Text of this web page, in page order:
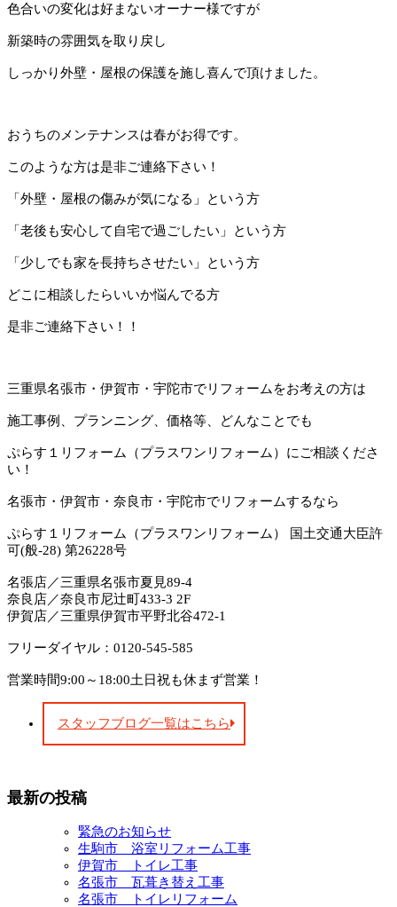
色合いの変化は好まないオーナー様ですが
新築時の雰囲気を取り戻し
しっかり外壁・屋根の保護を施し喜んで頂けました。
おうちのメンテナンスは春がお得です。
このような方は是非ご連絡下さい！
「外壁・屋根の傷みが気になる」という方
「老後も安心して自宅で過ごしたい」という方
「少しでも家を長持ちさせたい」という方
どこに相談したらいいか悩んでる方
是非ご連絡下さい！！
三重県名張市・伊賀市・宇陀市でリフォームをお考えの方は
施工事例、プランニング、価格等、どんなことでも
ぷらす１リフォーム（プラスワンリフォーム）にご相談くださ
い！
名張市・伊賀市・奈良市・宇陀市でリフォームするなら
ぷらす１リフォーム（プラスワンリフォーム） 国土交通大臣許
可(般-28) 第26228号
名張店／三重県名張市夏見89-4
奈良店／奈良市尼辻町433-3 2F
伊賀店／三重県伊賀市平野北谷472-1
フリーダイヤル：0120-545-585
営業時間9:00～18:00土日祝も休まず営業！
スタッフブログ一覧はこちら
最新の投稿
緊急のお知らせ
生駒市 浴室リフォーム工事
伊賀市 トイレ工事
名張市 瓦葺き替え工事
名張市 トイレリフォーム